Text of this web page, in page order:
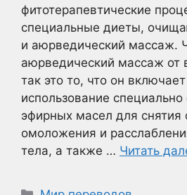
фитотерапевтические
специальные диеты,
и аюрведический массаж.
аюрведический массаж от
так это то, что он
использование
эфирных масел для снятия
омоложения и
тела, а также … Читать
Рубрики